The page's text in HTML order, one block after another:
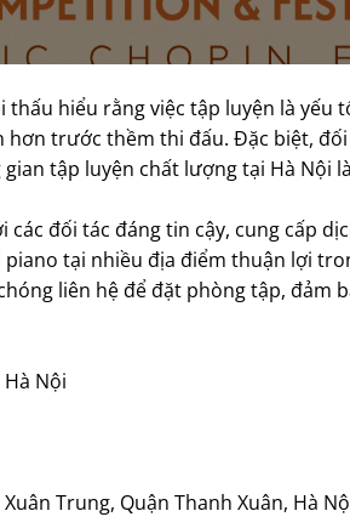
thấu hiểu rằng việc tập luyện là yếu
trước thềm thi đấu. Đặc biệt,
tập luyện chất lượng tại Hà Nội
đối tác đáng tin cậy, cung cấp
tại nhiều địa điểm thuận lợi
liên hệ để đặt phòng tập, đảm
Nội
Trung, Quận Thanh Xuân, Hà